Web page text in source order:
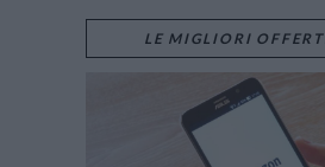
LE MIGLIORI